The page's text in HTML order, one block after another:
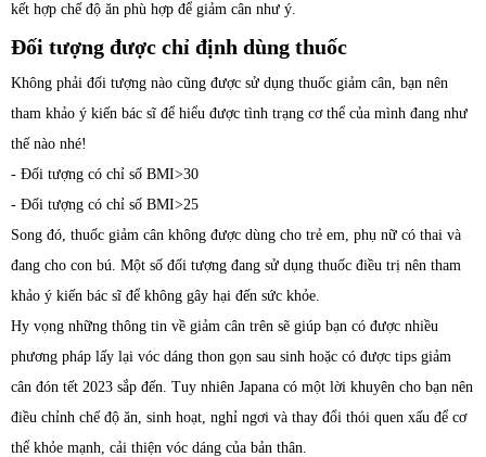
kết hợp chế độ ăn phù hợp để giảm cân như ý.
Đối tượng được chỉ định dùng thuốc
Không phải đối tượng nào cũng được sử dụng thuốc giảm cân, bạn nên
tham khảo ý kiến bác sĩ để hiểu được tình trạng cơ thể của mình đang như
thế nào nhé!
- Đối tượng có chỉ số BMI>30
- Đối tượng có chỉ số BMI>25
Song đó, thuốc giảm cân không được dùng cho trẻ em, phụ nữ có thai và
đang cho con bú. Một số đối tượng đang sử dụng thuốc điều trị nên tham
khảo ý kiến bác sĩ để không gây hại đến sức khỏe.
Hy vọng những thông tin về giảm cân trên sẽ giúp bạn có được nhiều
phương pháp lấy lại vóc dáng thon gọn sau sinh hoặc có được tips giảm
cân đón tết 2023 sắp đến. Tuy nhiên Japana có một lời khuyên cho bạn nên
điều chỉnh chế độ ăn, sinh hoạt, nghỉ ngơi và thay đổi thói quen xấu để cơ
thể khỏe mạnh, cải thiện vóc dáng của bản thân.